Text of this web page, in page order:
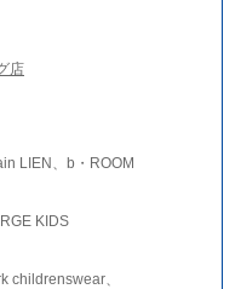
店
LIEN、b・ROOM
KIDS
childrenswear、